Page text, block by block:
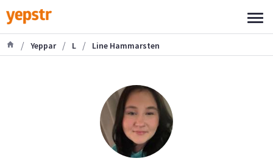
/ Yeppar / L / Line Hammarsten